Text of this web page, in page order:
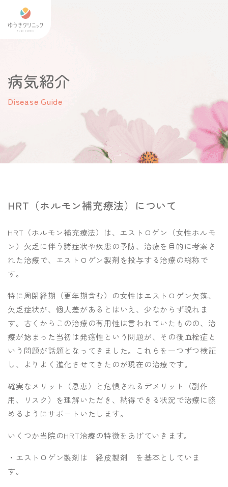
病気紹介
Disease Guide
HRT（ホルモン補充療法）について
HRT（ホルモン補充療法）は、エストロゲン（女性ホルモ
ン）欠乏に伴う諸症状や疾患の予防、治療を目的に考案さ
れた治療で、エストロゲン製剤を投与する治療の総称で
す。
特に周閉経期（更年期含む）の女性はエストロゲン欠落、
欠乏症状が、個人差があるとはいえ、少なからず現れま
す。古くからこの治療の有用性は言われていたものの、治
療が始まった当初は発癌性という問題が、その後血栓症と
いう問題が話題となってきました。これらを一つずつ検証
し、よりよく進化させてきたのが現在の治療です。
確実なメリット（恩恵）と危惧されるデメリット（副作
用、リスク）を理解いただき、納得できる状況で治療に臨
めるようにサポートいたします。
いくつか当院のHRT治療の特徴をあげていきます。
・エストロゲン製剤は 経皮製剤 を基本としていま
す。